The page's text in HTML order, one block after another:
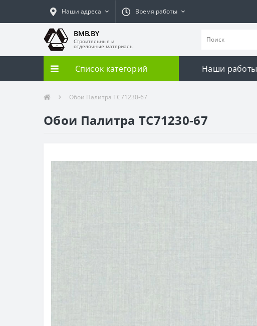
Наши адреса Время работы
BMB.BY
Строительные и
отделочные материалы
Список категорий Наши работы
Обои Палитра TC71230-67
Обои Палитра TC71230-67